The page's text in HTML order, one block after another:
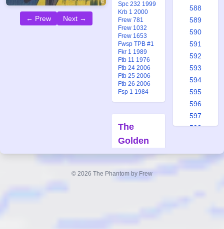
← Prew Next →
Spc 232 1999
Krb 1 2000
Frew 781
Frew 1032
Frew 1653
Fwsp TPB #1
Fkr 1 1989
Ftb 11 1976
Ftb 24 2006
Ftb 25 2006
Ftb 26 2006
Fsp 1 1984
The
Golden
Beach
Forfatter:
Lee Falk
588
589
590
591
592
593
594
595
596
597
598
© 2026 The Phantom by Frew